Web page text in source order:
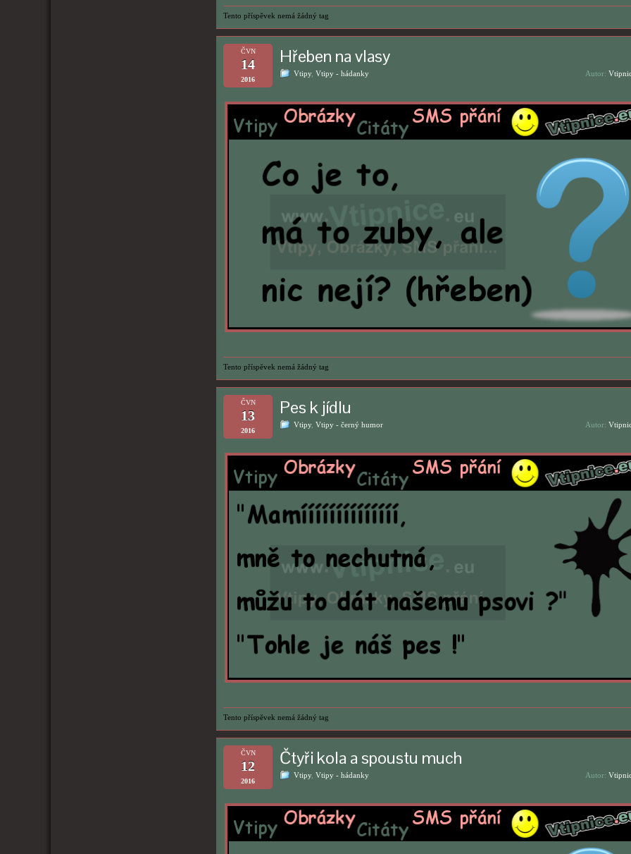
Tento příspěvek nemá žádný tag
ČVN
14
2016
Hřeben na vlasy
Vtipy, Vtipy - hádanky Autor:
Tento příspěvek nemá žádný tag
ČVN
13
2016
Pes k jídlu
Vtipy, Vtipy - černý humor Autor:
Tento příspěvek nemá žádný tag
ČVN
12
2016
Čtyři kola a spoustu much
Vtipy, Vtipy - hádanky Autor: